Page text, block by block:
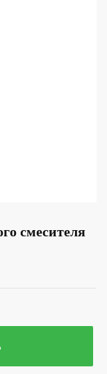
смесителя